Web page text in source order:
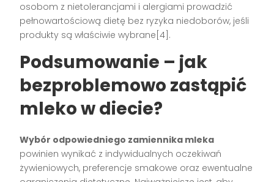
osobom z nietolerancjami i alergiami prowadzić
pełnowartościową dietę bez ryzyka niedoborów, jeśli
produkty są właściwie wybrane[4].
Podsumowanie – jak
bezproblemowo zastąpić
mleko w diecie?
Wybór odpowiedniego zamiennika mleka
powinien wynikać z indywidualnych oczekiwań
żywieniowych, preferencje smakowe oraz ewentualne